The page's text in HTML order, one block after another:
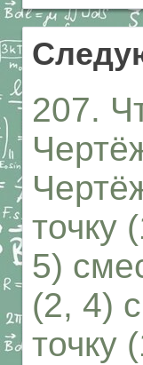
207.
точку
5)
(2, 4)
точку